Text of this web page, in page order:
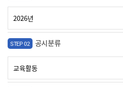
STEP 02 공시분류